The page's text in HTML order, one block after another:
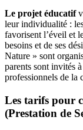
Le projet éducatif
leur individualité :
favorisent l’éveil et
besoins et de ses
Nature » sont
parents sont invités
professionnels de la
Les tarifs pour
(Prestation de